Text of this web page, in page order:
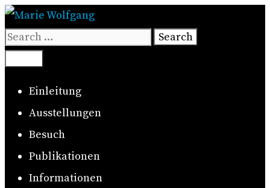
Skip
to
Search
Einleitung
Ausstellungen
Besuch
Publikationen
Informationen